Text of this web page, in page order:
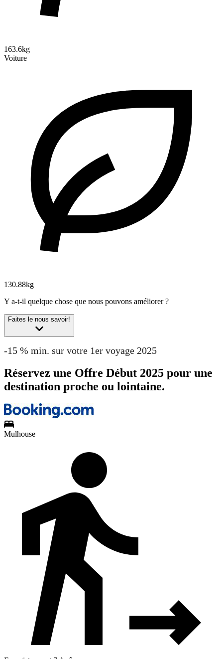
163.6kg
Voiture
130.88kg
Y a-t-il quelque chose que nous pouvons améliorer ?
Faites le nous savoir!
-15 % min. sur votre 1er voyage 2025
Réservez une Offre Début 2025 pour une
destination proche ou lointaine.
Mulhouse